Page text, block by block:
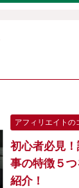
アフィリエイトの
初心者必見
事の特徴５
紹介！